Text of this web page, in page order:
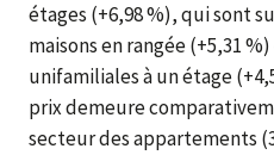
étages (+6,98 %), qui sont
maisons en rangée (+5,31
unifamiliales à un étage
prix demeure
secteur des appartements